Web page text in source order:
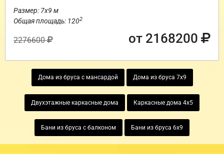
Размер: 7х9 м
Общая площадь: 1202
2276600 от 2168200
Дома из бруса с мансардой Дома из бруса 7х9
Двухэтажные каркасные дома Каркасные дома 4х5
Бани из бруса с балконом Бани из бруса 6х9